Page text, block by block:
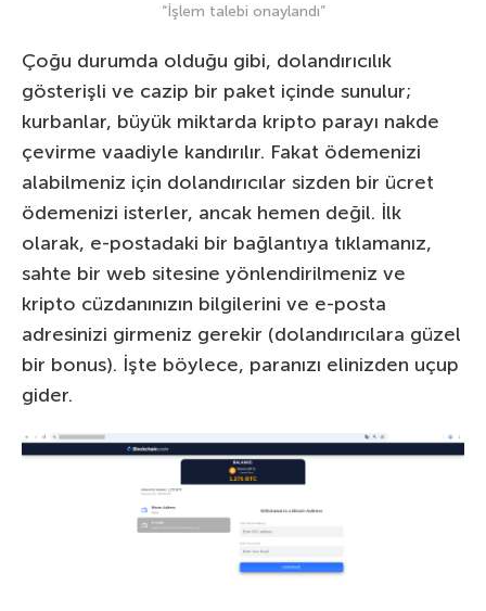
“İşlem talebi onaylandı”
Çoğu durumda olduğu gibi, dolandırıcılık
gösterişli ve cazip bir paket içinde sunulur;
kurbanlar, büyük miktarda kripto parayı nakde
çevirme vaadiyle kandırılır. Fakat ödemenizi
alabilmeniz için dolandırıcılar sizden bir ücret
ödemenizi isterler, ancak hemen değil. İlk
olarak, e-postadaki bir bağlantıya tıklamanız,
sahte bir web sitesine yönlendirilmeniz ve
kripto cüzdanınızın bilgilerini ve e-posta
adresinizi girmeniz gerekir (dolandırıcılara güzel
bir bonus). İşte böylece, paranızı elinizden uçup
gider.